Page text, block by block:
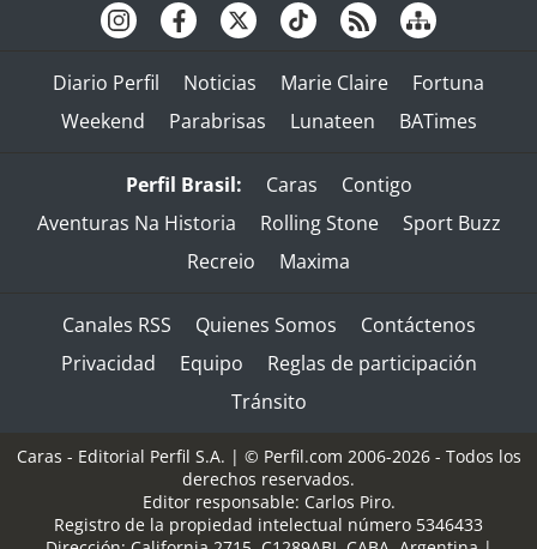
Diario Perfil Noticias Marie Claire
Fortuna
Weekend
Parabrisas Lunateen BATimes
Perfil Brasil: Caras
Contigo
Aventuras Na Historia
Rolling Stone
Sport Buzz
Recreio
Maxima
Canales RSS Quienes Somos
Contáctenos
Privacidad
Equipo
Reglas de participación
Tránsito
Caras - Editorial Perfil S.A. | © Perfil.com 2006-2026 - Todos los
derechos reservados.
Editor responsable: Carlos Piro.
Registro de la propiedad intelectual número 5346433